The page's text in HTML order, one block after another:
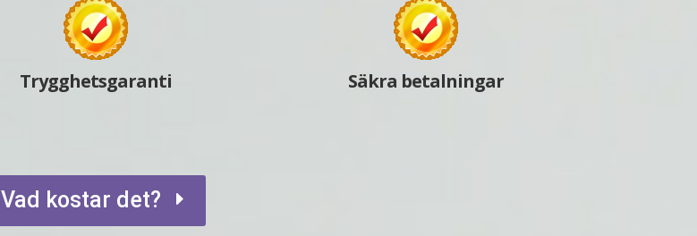
Trygghetsgaranti Säkra betalningar
Vad kostar det?